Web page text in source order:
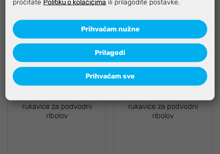
Dostupno odmah
rukavice za podvodni
ribolov
Dostupno odmah
rukavice za podvodni
ribolov
pročitate Politiku o kolačićima ili prilagodite postavke.
Prihvaćam nužne
Prilagodi
Prihvaćam sve